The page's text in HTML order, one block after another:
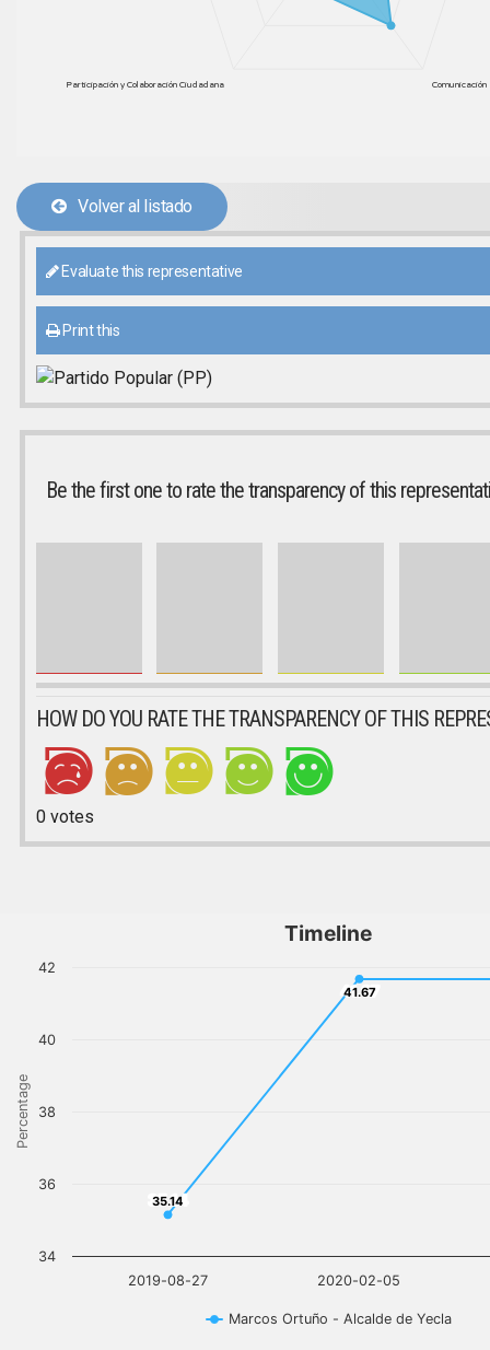
Participación y Colaboración Ciudadana
Volver al listado
Evaluate this representative
Print this
Be the first one to rate the transparency of this
HOW DO YOU RATE THE TRANSPARENCY OF THIS
0votes
Percentage
Timeline
35.14
35.14
41.67
41.67
Marcos Ortuño - Alcalde de Yecla
2019-08-27 2020-02-05
34
36
38
40
42